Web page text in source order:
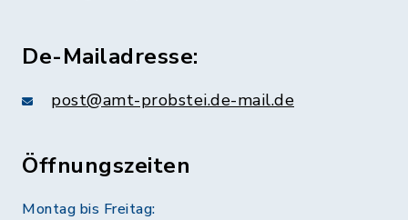
De-Mailadresse:
post@amt-probstei.de-mail.de
Öffnungszeiten
Montag bis Freitag: